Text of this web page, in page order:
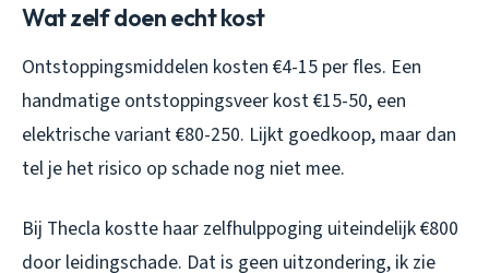
Wat zelf doen echt kost
Ontstoppingsmiddelen kosten €4-15 per fles. Een
handmatige ontstoppingsveer kost €15-50, een
elektrische variant €80-250. Lijkt goedkoop, maar dan
tel je het risico op schade nog niet mee.
Bij Thecla kostte haar zelfhulppoging uiteindelijk €800
door leidingschade. Dat is geen uitzondering, ik zie